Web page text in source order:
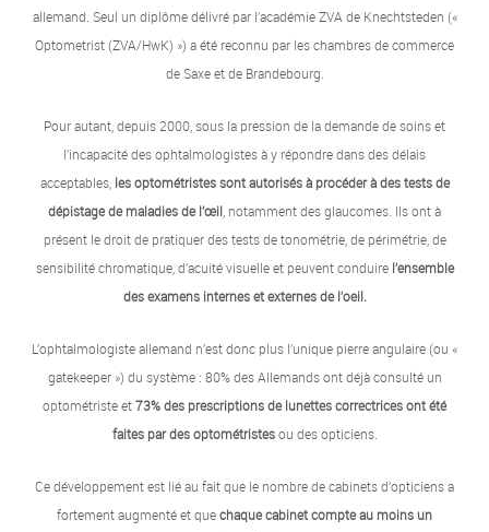
allemand. Seul un diplôme délivré par l’académie ZVA de Knechtsteden («
Optometrist (ZVA/HwK) ») a été reconnu par les chambres de commerce
de Saxe et de Brandebourg.
Pour autant, depuis 2000, sous la pression de la demande de soins et
l’incapacité des ophtalmologistes à y répondre dans des délais
acceptables,les optométristes sont autorisés à procéder à des tests de
dépistage de maladies de l’œil, notamment des glaucomes. Ils ont à
présent le droit de pratiquer des tests de tonométrie, de périmétrie, de
sensibilité chromatique, d’acuité visuelle et peuvent conduire l’ensemble
des examens internes et externes de l’oeil.
L’ophtalmologiste allemand n’est donc plus l’unique pierre angulaire (ou «
gatekeeper ») du système : 80% des Allemands ont déjà consulté un
optométriste et73% des prescriptions de lunettes correctrices ont été
faites par des optométristesou des opticiens.
Ce développement est lié au fait que le nombre de cabinets d’opticiens a
fortement augmenté et quechaque cabinet compte au moins un